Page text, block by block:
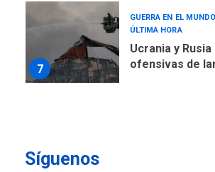
7
GUERRA EN EL MUNDO
ÚLTIMA HORA
Ucrania y
ofensivas de
1
Síguenos